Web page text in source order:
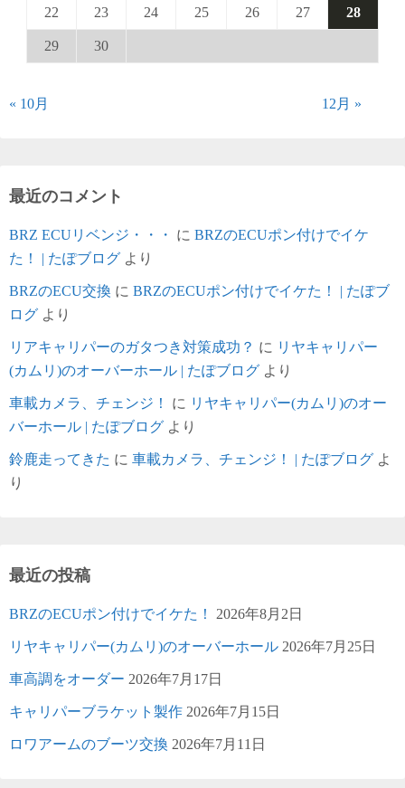
22 23 24 25 26 27 28
29 30
« 10月 12月 »
最近のコメント
BRZ ECUリベンジ・・・ に BRZのECUポン付けでイケ
た！ | たぽブログ より
BRZのECU交換 に BRZのECUポン付けでイケた！ | たぽブ
ログ より
リアキャリパーのガタつき対策成功？ に リヤキャリパー
(カムリ)のオーバーホール | たぽブログ より
車載カメラ、チェンジ！ に リヤキャリパー(カムリ)のオー
バーホール | たぽブログ より
鈴鹿走ってきた に 車載カメラ、チェンジ！ | たぽブログ よ
り
最近の投稿
BRZのECUポン付けでイケた！ 2026年8月2日
リヤキャリパー(カムリ)のオーバーホール 2026年7月25日
車高調をオーダー 2026年7月17日
キャリパーブラケット製作 2026年7月15日
ロワアームのブーツ交換 2026年7月11日